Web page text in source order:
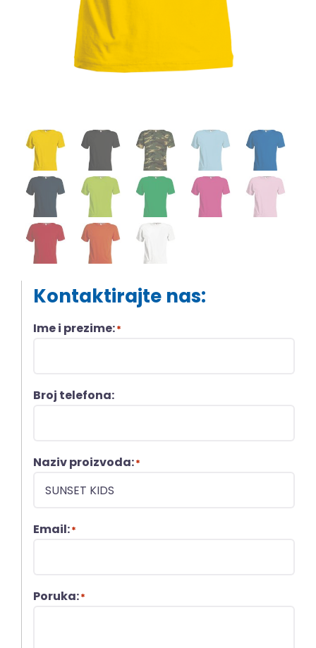
Kontaktirajte nas:
Ime i prezime:*
Broj telefona:
Naziv proizvoda:*
Email:*
Poruka:*